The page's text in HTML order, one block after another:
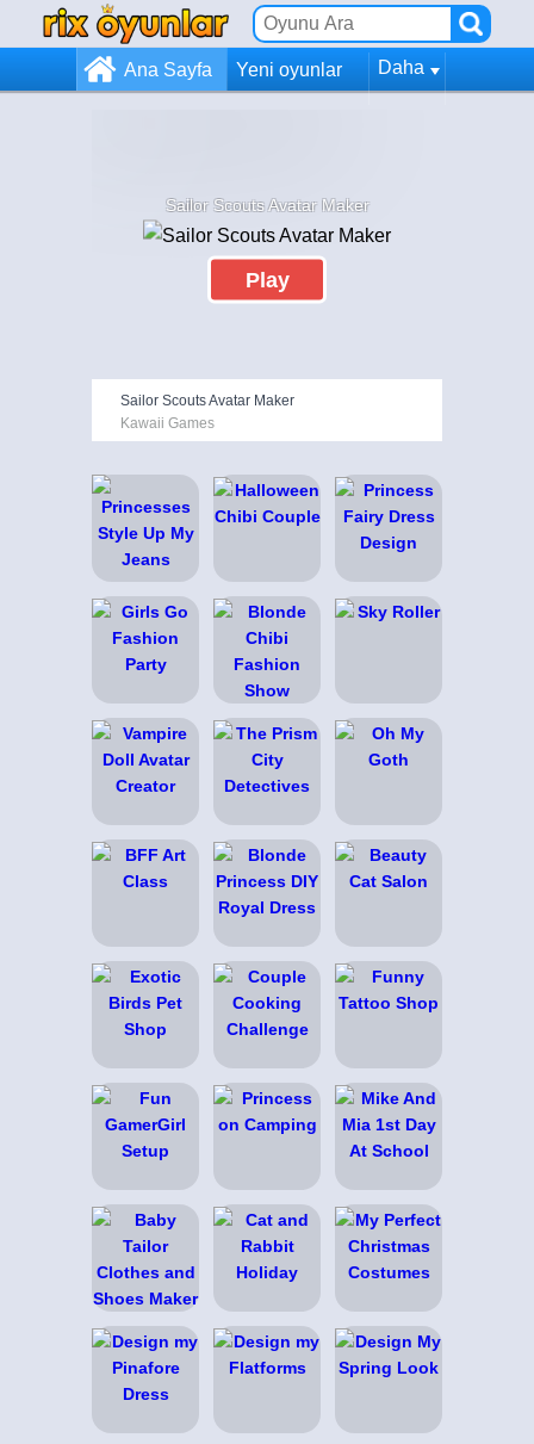
Ana Sayfa Yeni oyunlar Daha
Sailor Scouts Avatar Maker
Play
Sailor Scouts Avatar Maker
Kawaii Games